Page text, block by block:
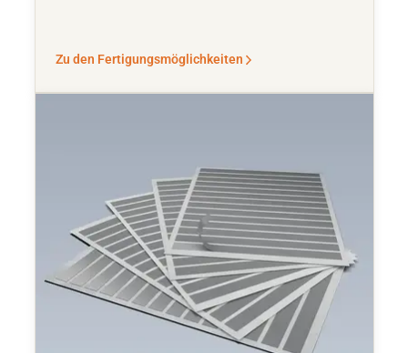
Zu den Fertigungsmöglichkeiten